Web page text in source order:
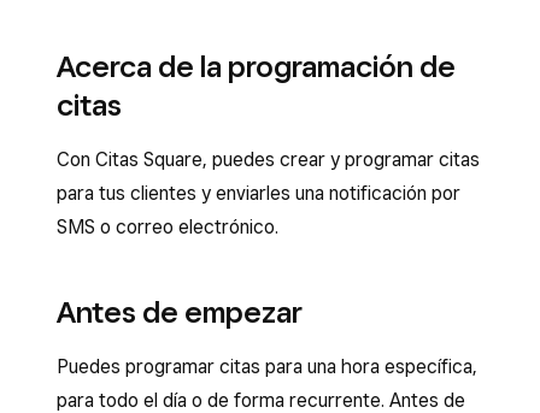
Acerca de la programación de
citas
Con Citas Square, puedes crear y programar citas
para tus clientes y enviarles una notificación por
SMS o correo electrónico.
Antes de empezar
Puedes programar citas para una hora específica,
para todo el día o de forma recurrente. Antes de